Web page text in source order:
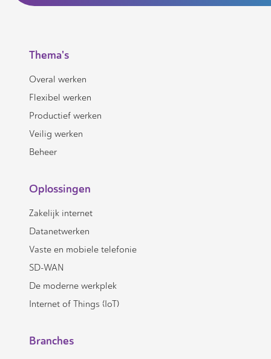
Thema's
Overal werken
Flexibel werken
Productief werken
Veilig werken
Beheer
Oplossingen
Zakelijk internet
Datanetwerken
Vaste en mobiele telefonie
SD-WAN
De moderne werkplek
Internet of Things (IoT)
Branches